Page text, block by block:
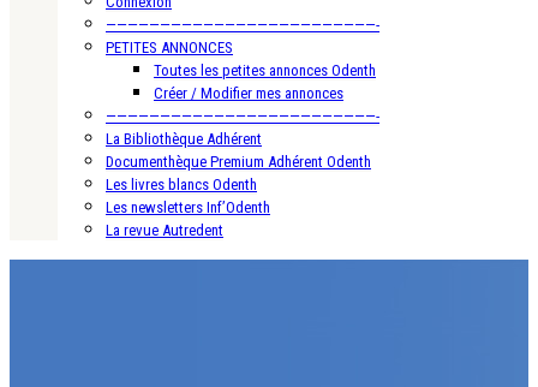
—————————————————————————-
PETITES ANNONCES
Toutes les petites annonces Odenth
Créer / Modifier mes annonces
—————————————————————————-
La Bibliothèque Adhérent
Documenthèque Premium Adhérent Odenth
Les livres blancs Odenth
Les newsletters Inf’Odenth
La revue Autredent